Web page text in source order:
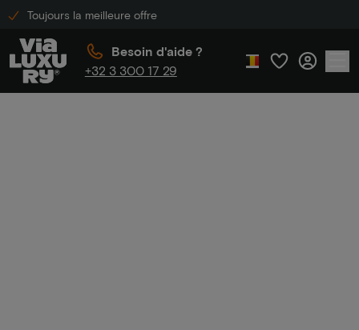
Toujours la meilleure offre
Besoin d'aide ?
+32 3 300 17 29